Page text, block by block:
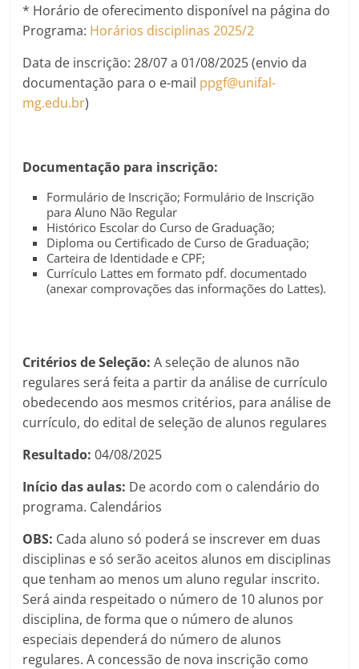
* Horário de oferecimento disponível na página do
Programa: Horários disciplinas 2025/2
Data de inscrição: 28/07 a 01/08/2025 (envio da
documentação para o e-mail ppgf@unifal-
mg.edu.br)
Documentação para inscrição:
Formulário de Inscrição; Formulário de Inscrição
para Aluno Não Regular
Histórico Escolar do Curso de Graduação;
Diploma ou Certificado de Curso de Graduação;
Carteira de Identidade e CPF;
Currículo Lattes em formato pdf. documentado
(anexar comprovações das informações do Lattes).
Critérios de Seleção: A seleção de alunos não
regulares será feita a partir da análise de currículo
obedecendo aos mesmos critérios, para análise de
currículo, do edital de seleção de alunos regulares
Resultado: 04/08/2025
Início das aulas: De acordo com o calendário do
programa. Calendários
OBS: Cada aluno só poderá se inscrever em duas
disciplinas e só serão aceitos alunos em disciplinas
que tenham ao menos um aluno regular inscrito.
Será ainda respeitado o número de 10 alunos por
disciplina, de forma que o número de alunos
especiais dependerá do número de alunos
regulares. A concessão de nova inscrição como